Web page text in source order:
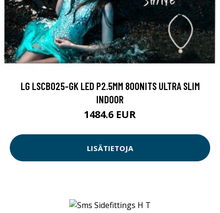
LG LSCB025-GK LED P2.5MM 800NITS ULTRA SLIM
INDOOR
1484.6 EUR
LISÄTIETOJA